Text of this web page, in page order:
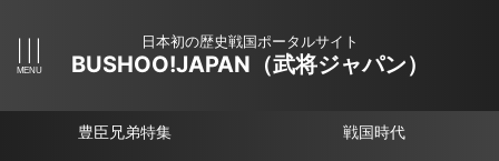
日本初の歴史戦国ポータルサイト
BUSHOO!JAPAN（武将ジャパン）
豊臣兄弟特集 戦国時代